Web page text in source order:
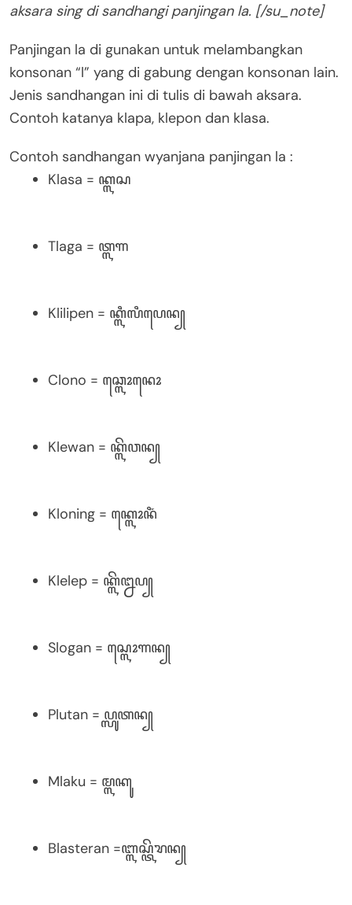
aksara sing di sandhangi panjingan la. [/su_note]
Panjingan la di gunakan untuk melambangkan
konsonan “l” yang di gabung dengan konsonan lain.
Jenis sandhangan ini di tulis di bawah aksara.
Contoh katanya klapa, klepon dan klasa.
Contoh sandhangan wyanjana panjingan la :
Klasa = ꦏ꧀ꦭꦱ
Tlaga = ꦠ꧀ꦭꦒ
Klilipen = ꦏ꧀ꦭꦶꦭꦶꦥꦺꦤ꧀
Clono = ꦕ꧀ꦭꦺꦴꦤꦺꦴ
Klewan = ꦏ꧀ꦭꦼꦮꦤ꧀
Kloning = ꦏ꧀ꦭꦺꦴꦤꦶꦁ
Klelep = ꦏ꧀ꦭꦼꦊꦥ꧀
Slogan = ꦱ꧀ꦭꦺꦴꦒꦤ꧀
Plutan = ꦥ꧀ꦭꦸꦠꦤ꧀
Mlaku = ꦩ꧀ꦭꦏꦸ
Blasteran =ꦧ꧀ꦭꦱ꧀ꦠꦼꦫꦤ꧀